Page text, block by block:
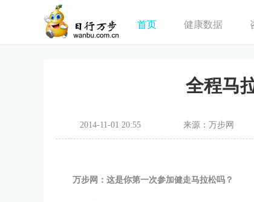
首页 健康数据
全程马
2014-11-01 20:55 来源：万步网
万步网：这是你第一次参加健走马拉松吗？